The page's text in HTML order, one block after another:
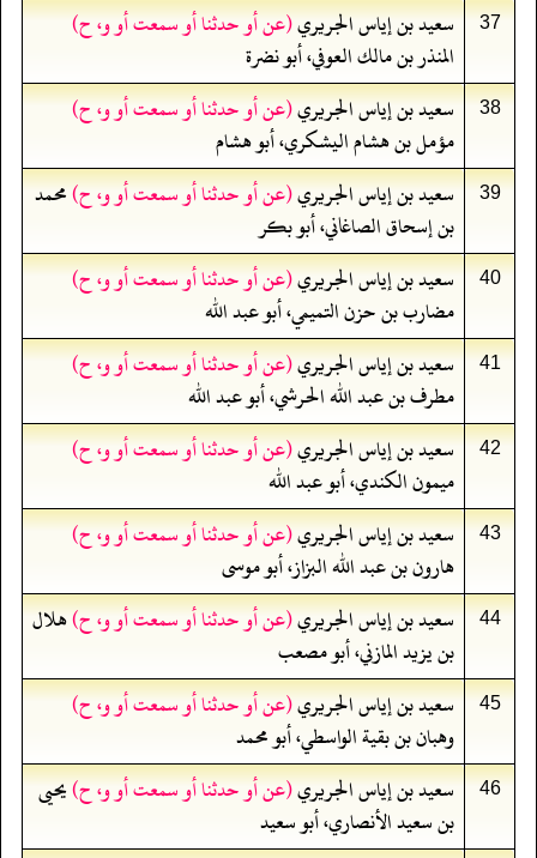
37 سعيد بن إياس الجريري(عن أو حدثنا أو سمعت أو و، ح)
المنذر بن مالك العوفي، أبو نضرة
38 سعيد بن إياس الجريري(عن أو حدثنا أو سمعت أو و، ح)
مؤمل بن هشام اليشكري، أبو هشام
39 سعيد بن إياس الجريري(عن أو حدثنا أو سمعت أو و، ح)محمد
بن إسحاق الصاغاني، أبو بكر
40 سعيد بن إياس الجريري(عن أو حدثنا أو سمعت أو و، ح)
مضارب بن حزن التميمي، أبو عبد الله
41 سعيد بن إياس الجريري(عن أو حدثنا أو سمعت أو و، ح)
مطرف بن عبد الله الحرشي، أبو عبد الله
42 سعيد بن إياس الجريري(عن أو حدثنا أو سمعت أو و، ح)
ميمون الكندي، أبو عبد الله
43 سعيد بن إياس الجريري(عن أو حدثنا أو سمعت أو و، ح)
هارون بن عبد الله البزاز، أبو موسى
44 سعيد بن إياس الجريري(عن أو حدثنا أو سمعت أو و، ح)هلال
بن يزيد المازني، أبو مصعب
45 سعيد بن إياس الجريري(عن أو حدثنا أو سمعت أو و، ح)
وهبان بن بقية الواسطي، أبو محمد
46 سعيد بن إياس الجريري(عن أو حدثنا أو سمعت أو و، ح)يحيى
بن سعيد الأنصاري، أبو سعيد